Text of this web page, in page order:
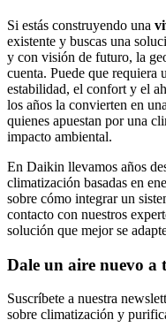
Si estás construyendo una
existente y buscas una
y con visión de futuro, la
cuenta. Puede que
estabilidad, el confort y el
los años la convierten en
quienes apuestan por una
impacto ambiental.
En Daikin llevamos años
climatización basadas en
sobre cómo integrar un
contacto con nuestros
solución que mejor se
Dale un aire nuevo a
Suscríbete a nuestra
sobre climatización y